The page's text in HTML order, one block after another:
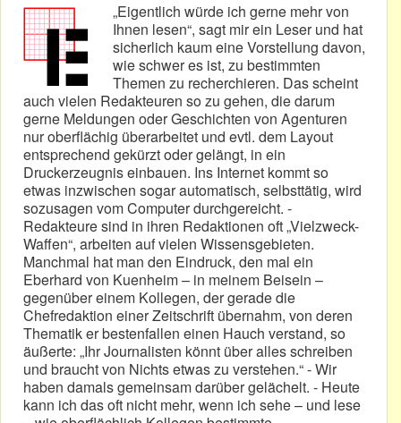
„Eigentlich würde ich gerne mehr von
Ihnen lesen“, sagt mir ein Leser und hat
sicherlich kaum eine Vorstellung davon,
wie schwer es ist, zu bestimmten
Themen zu recherchieren. Das scheint
auch vielen Redakteuren so zu gehen, die darum
gerne Meldungen oder Geschichten von Agenturen
nur oberflächig überarbeitet und evtl. dem Layout
entsprechend gekürzt oder gelängt, in ein
Druckerzeugnis einbauen. Ins Internet kommt so
etwas inzwischen sogar automatisch, selbsttätig, wird
sozusagen vom Computer durchgereicht. -
Redakteure sind in ihren Redaktionen oft „Vielzweck-
Waffen“, arbeiten auf vielen Wissensgebieten.
Manchmal hat man den Eindruck, den mal ein
Eberhard von Kuenheim – in meinem Beisein –
gegenüber einem Kollegen, der gerade die
Chefredaktion einer Zeitschrift übernahm, von deren
Thematik er bestenfallen einen Hauch verstand, so
äußerte: „Ihr Journalisten könnt über alles schreiben
und braucht von Nichts etwas zu verstehen.“ - Wir
haben damals gemeinsam darüber gelächelt. - Heute
kann ich das oft nicht mehr, wenn ich sehe – und lese